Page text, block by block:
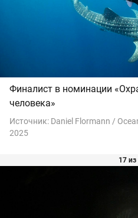
Финалист в номинации
человека»
Источник: Daniel Flormann /
2025
17 из